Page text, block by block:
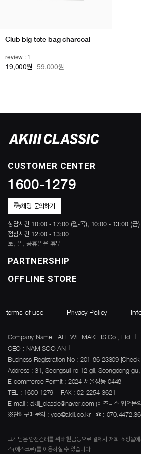
Club big tote bag charcoal
review : 1
19,000원 59,000원
CUSTOMER CENTER
1600-1279
채팅 문의하기
상담시간 10:00 - 17:00 (월-목), 10:00 - 13:00 (금)
점심시간 12:00 - 13:00
토, 일, 공휴일은 휴무
PARTNERSHIP
OFFLINE STORE
terms of use Privacy Policy
Company Name : ALL WE MAKE IS Co., Ltd.
CEO : NAM SOO AN
Business Registration No : 201-86-23309
Address : 31, Seongsuil-ro 12-gil, Seongdong-
E-commerce Permit : 2024-서울성동-0448
TEL : 1600-1279
FAX : 02-2254-3621
E-mail : akiii_classic@naver.com (비즈니스 협업문
※단체구매문의 : yoo@akiii.co.kr | ☎ :
고객님은 안전건래를 위해 현금등으로 결제시 저희 쇼핑몰
스(에스크로)를 이용하실 수 있습니다